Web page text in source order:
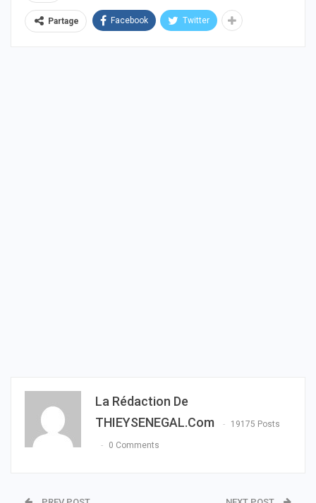
Partage Facebook Twitter
La Rédaction De
THIEYSENEGAL.com
19175 Posts
0 Comments